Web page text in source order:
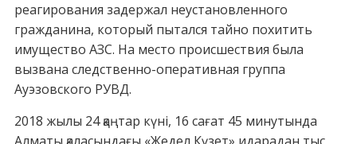
реагирования задержал неустановленного
гражданина, который пытался тайно похитить
имущество АЗС. На место происшествия была
вызвана следственно-оперативная группа
Ауэзовского РУВД.
2018 жылы 24 қаңтар күні, 16 сағат 45 минутында